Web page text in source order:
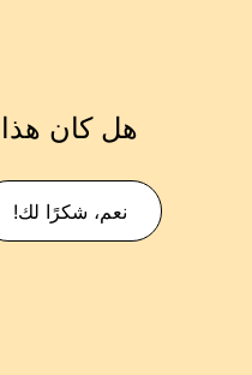
هل كان هذا
نعم، شكرًا لك!